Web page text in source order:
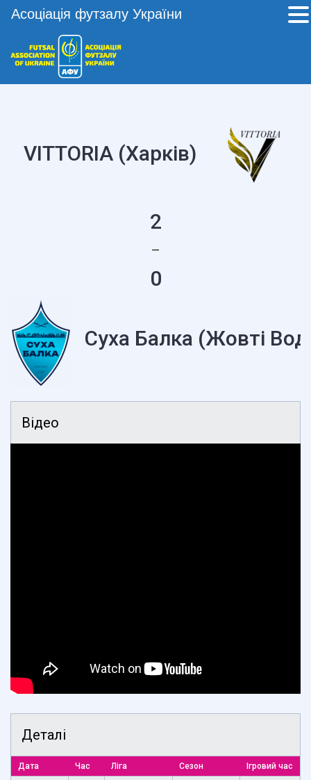
VITTORIA (Харків)
2
—
0
Суха Балка (Жовті
Відео
Деталі
Дата Час Ліга Сезон Ігровий час
Асоціація футзалу України